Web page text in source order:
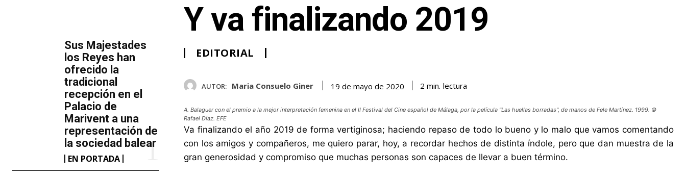
​Sus Majestades
los Reyes han
ofrecido la
tradicional
recepción en el
Palacio de
Marivent​ a una
representación de
la sociedad balear
EN PORTADA
Y va finalizando 2019
EDITORIAL
AUTOR: Maria Consuelo Giner 19 de mayo de 2020 2 min. lectura
A. Balaguer con el premio a la mejor interpretación femenina en el II Festival del Cine español de Málaga, por la película "Las huellas borradas", de manos de Fele Martínez. 1999. ©
Rafael Díaz. EFE
Va finalizando el año 2019 de forma vertiginosa; haciendo repaso de todo lo bueno y lo malo que vamos comentando
con los amigos y compañeros, me quiero parar, hoy, a recordar hechos de distinta índole, pero que dan muestra de la
gran generosidad y compromiso que muchas personas son capaces de llevar a buen término.